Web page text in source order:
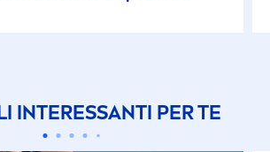
INTERESSANTI PER TE